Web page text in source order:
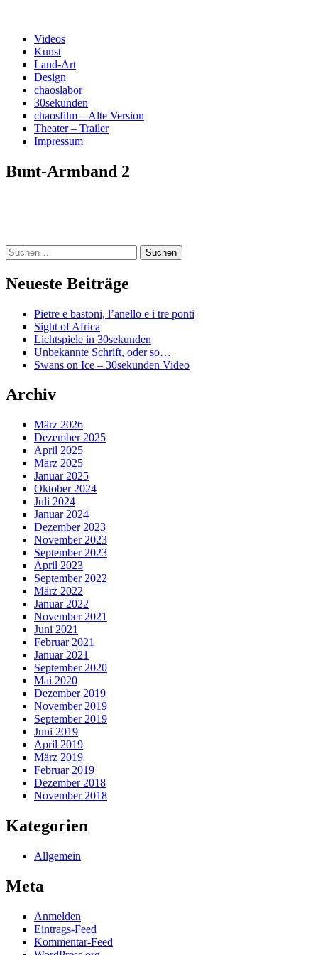
***chaosfilm***
Kunst und Design
Menü
Zum
Inhalt
springen
Videos
Kunst
Land-Art
Design
chaoslabor
30sekunden
chaosfilm – Alte Version
Theater – Trailer
Impressum
Bunt-Armband 2
Widgets
Suchen
nach:
Neueste Beiträge
Pietre e bastoni, l’anello e i tre ponti
Sight of Africa
Lichtspiele in 30sekunden
Unbekannte Schrift, oder so…
Swans on Ice – 30sekunden Video
Archiv
März 2026
Dezember 2025
April 2025
März 2025
Januar 2025
Oktober 2024
Juli 2024
Januar 2024
Dezember 2023
November 2023
September 2023
April 2023
September 2022
März 2022
Januar 2022
November 2021
Juni 2021
Februar 2021
Januar 2021
September 2020
Mai 2020
Dezember 2019
November 2019
September 2019
Juni 2019
April 2019
März 2019
Februar 2019
Dezember 2018
November 2018
Kategorien
Allgemein
Meta
Anmelden
Eintrags-Feed
Kommentar-Feed